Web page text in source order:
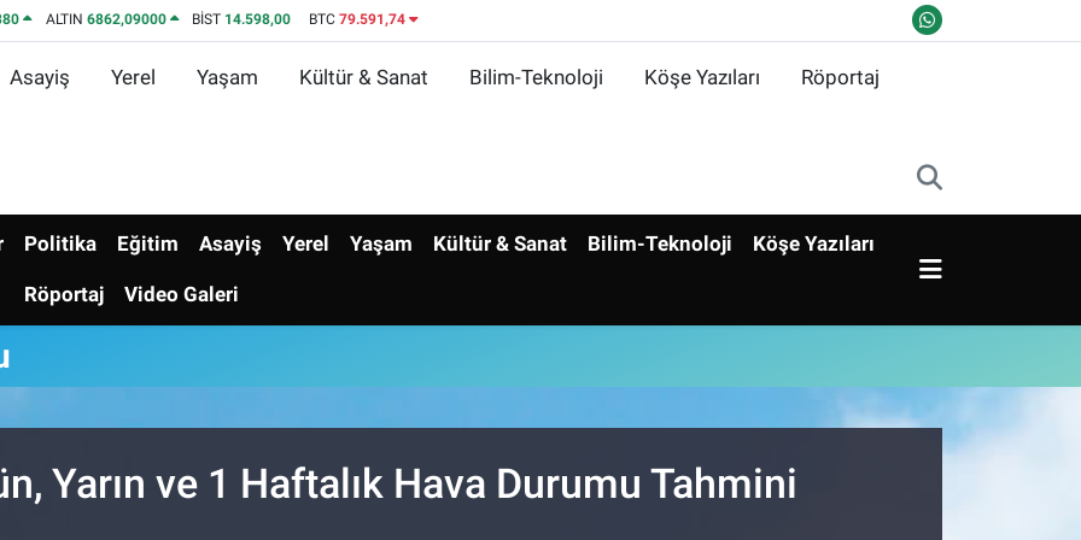
ALTIN 6862,09000 BİST 14.598,00 BTC 79.591,74
Asayiş Yerel Yaşam Kültür & Sanat Bilim-Teknoloji Köşe Yazıları Röportaj
Politika Eğitim Asayiş Yerel Yaşam Kültür & Sanat Bilim-Teknoloji Köşe Yazıları
Röportaj Video Galeri
Yarın ve 1 Haftalık Hava Durumu Tahmini